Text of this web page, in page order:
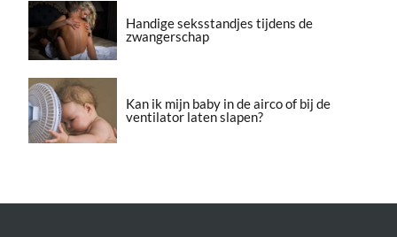
Handige seksstandjes tijdens de
zwangerschap
Kan ik mijn baby in de airco of bij de
ventilator laten slapen?